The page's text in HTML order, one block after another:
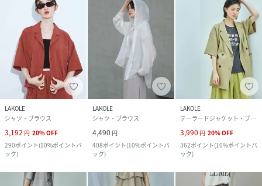
LAKOLE
シャツ・ブラウス
3,192 円 20%OFF
290ポイント(10%ポイントバ
ック)
LAKOLE
シャツ・ブラウス
4,490 円
408ポイント(10%ポイントバ
ック)
LAKOLE
テーラードジャケット・ブレザー
3,990 円 20%OFF
362ポイント(10%ポイントバ
ック)